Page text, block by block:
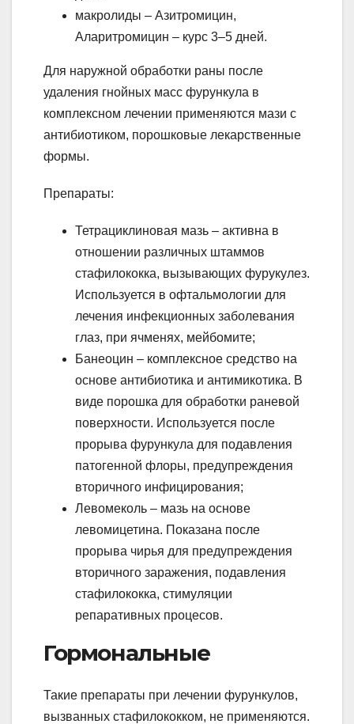
макролиды – Азитромицин,
Аларитромицин – курс 3–5 дней.
Для наружной обработки раны после
удаления гнойных масс фурункула в
комплексном лечении применяются мази с
антибиотиком, порошковые лекарственные
формы.
Препараты:
Тетрациклиновая мазь – активна в
отношении различных штаммов
стафилококка, вызывающих фурукулез.
Используется в офтальмологии для
лечения инфекционных заболевания
глаз, при ячменях, мейбомите;
Банеоцин – комплексное средство на
основе антибиотика и антимикотика. В
виде порошка для обработки раневой
поверхности. Используется после
прорыва фурункула для подавления
патогенной флоры, предупреждения
вторичного инфицирования;
Левомеколь – мазь на основе
левомицетина. Показана после
прорыва чирья для предупреждения
вторичного заражения, подавления
стафилококка, стимуляции
репаративных процесов.
Гормональные
Такие препараты при лечении фурункулов,
вызванных стафилококком, не применяются.